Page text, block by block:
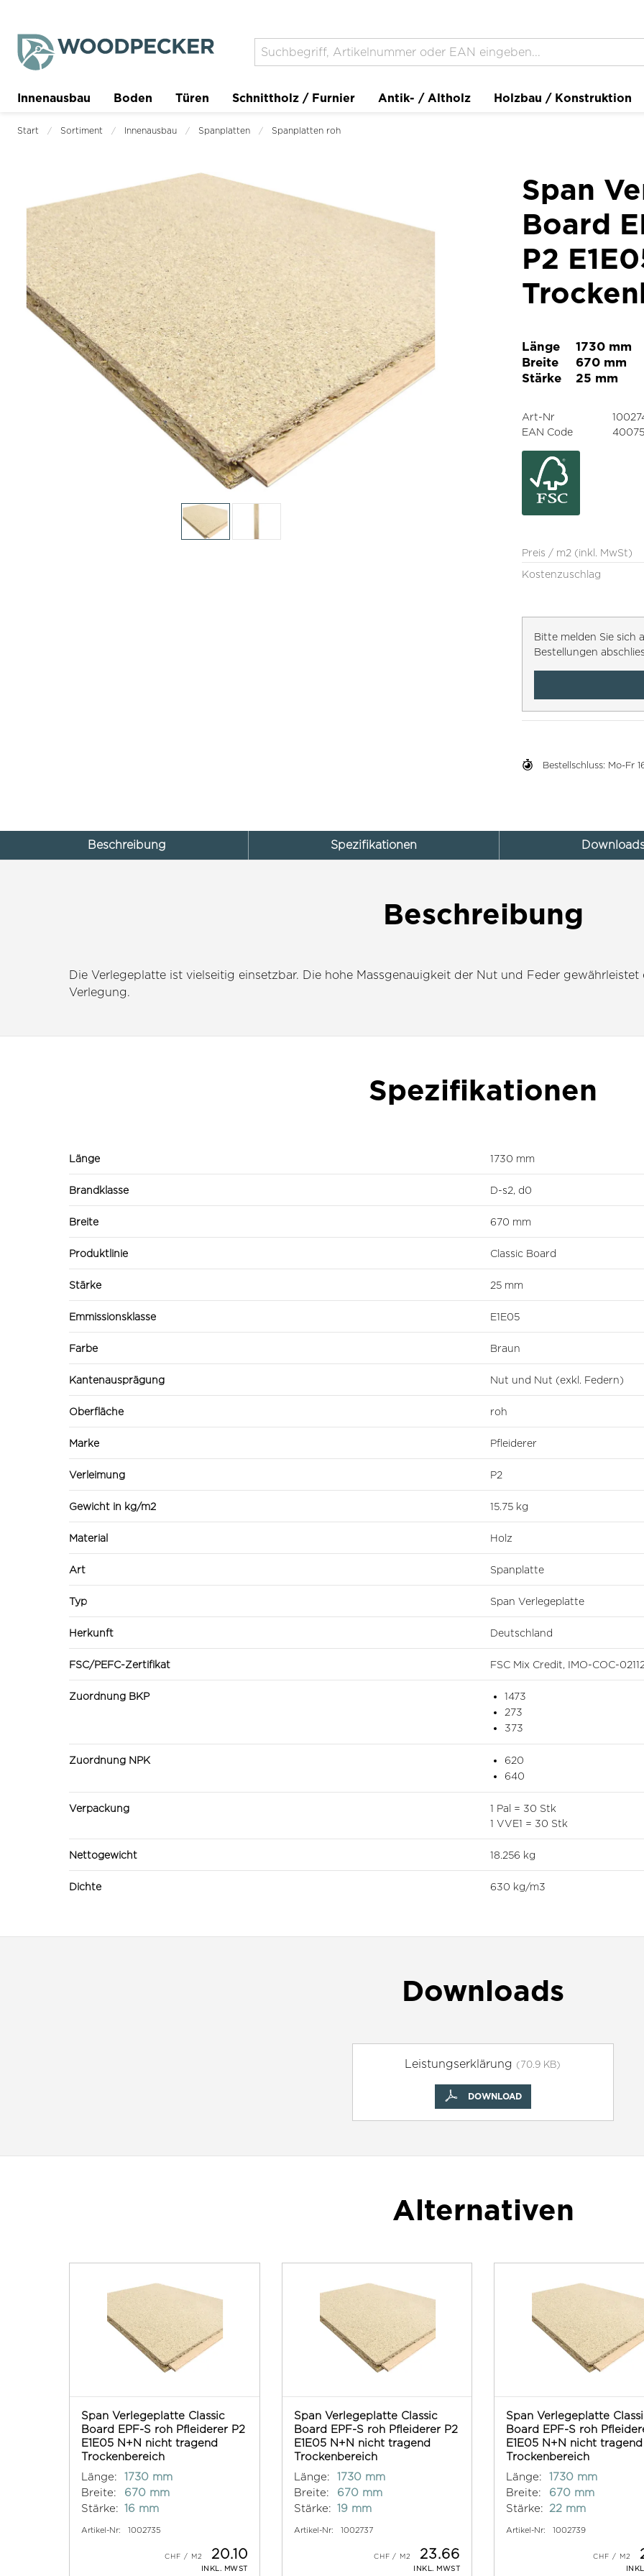
Innenausbau Boden Türen Schnittholz / Furnier Antik- / Altholz Holzbau / Konstruktion
Trockenbau Planer
Start Sortiment Innenausbau Spanplatten Spanplatten roh
Span
Board
P2
Länge
1730 mm
Breite
670 mm
Stärke
25 mm
Preis / m2 (inkl. MwSt)
Kostenzuschlag
Bitte melden Sie sich
Bestellungen
Bestellschluss: Mo-Fr
Art-Nr
EAN Code
Beschreibung Spezifikationen
Beschreibung
Die Verlegeplatte ist vielseitig einsetzbar. Die hohe Massgenauigkeit der Nut und Feder
Verlegung.
Spezifikationen
Länge 1730 mm
Brandklasse D-s2, d0
Breite 670 mm
Produktlinie Classic Board
Stärke 25 mm
Emmissionsklasse E1E05
Farbe Braun
Kantenausprägung Nut und Nut (exkl. Federn)
Oberfläche roh
Marke Pfleiderer
Verleimung P2
Gewicht in kg/m2 15.75 kg
Material Holz
Art Spanplatte
Typ Span Verlegeplatte
Herkunft Deutschland
FSC/PEFC-Zertifikat FSC Mix Credit, IMO-COC-
Zuordnung BKP
1473
273
373
Zuordnung NPK
620
640
Verpackung
1 Pal = 30 Stk
1 VVE1 = 30 Stk
Nettogewicht 18.256 kg
Dichte 630 kg/m3
Downloads
Leistungserklärung (70.9 KB)
DOWNLOAD
Alternativen
Span Verlegeplatte Classic
Board EPF-S roh Pfleiderer P2
E1E05 N+N nicht tragend
Trockenbereich
Länge:
1730 mm
Breite:
670 mm
Stärke: 16 mm
Artikel-Nr: 1002735
20.10
INKL. MWST
Span Verlegeplatte Classic
Board EPF-S roh Pfleiderer P2
E1E05 N+N nicht tragend
Trockenbereich
Länge:
1730 mm
Breite:
670 mm
Stärke: 19 mm
Artikel-Nr: 1002737
23.66
INKL. MWST
Span Verlegeplatte
Board EPF-S roh
E1E05 N+N nicht tragend
Trockenbereich
Länge:
1730 mm
Breite:
670 mm
Stärke:
22 mm
Artikel-Nr: 1002739